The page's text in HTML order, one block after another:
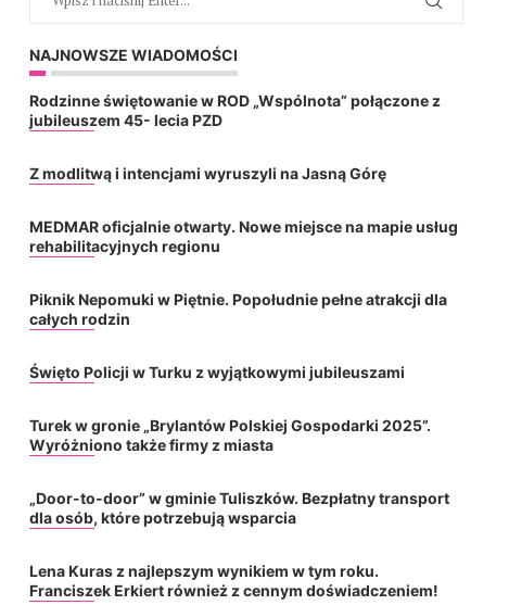
NAJNOWSZE WIADOMOŚCI
Rodzinne świętowanie w ROD „Wspólnota” połączone z
jubileuszem 45- lecia PZD
Z modlitwą i intencjami wyruszyli na Jasną Górę
MEDMAR oficjalnie otwarty. Nowe miejsce na mapie usług
rehabilitacyjnych regionu
Piknik Nepomuki w Piętnie. Popołudnie pełne atrakcji dla
całych rodzin
Święto Policji w Turku z wyjątkowymi jubileuszami
Turek w gronie „Brylantów Polskiej Gospodarki 2025”.
Wyróżniono także firmy z miasta
„Door-to-door” w gminie Tuliszków. Bezpłatny transport
dla osób, które potrzebują wsparcia
Lena Kuras z najlepszym wynikiem w tym roku.
Franciszek Erkiert również z cennym doświadczeniem!